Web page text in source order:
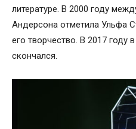
литературе. В 2000 году
Андерсона отметила Ульфа
его творчество. В 2017 году
скончался.